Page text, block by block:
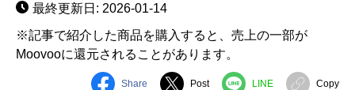
最終更新日: 2026-01-14
※記事で紹介した商品を購入すると、売上の一部が
Moovooに還元されることがあります。
Share Post LINE Copy